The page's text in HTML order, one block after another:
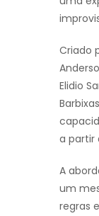
Criado
Elidio
a partir
A
um
regras